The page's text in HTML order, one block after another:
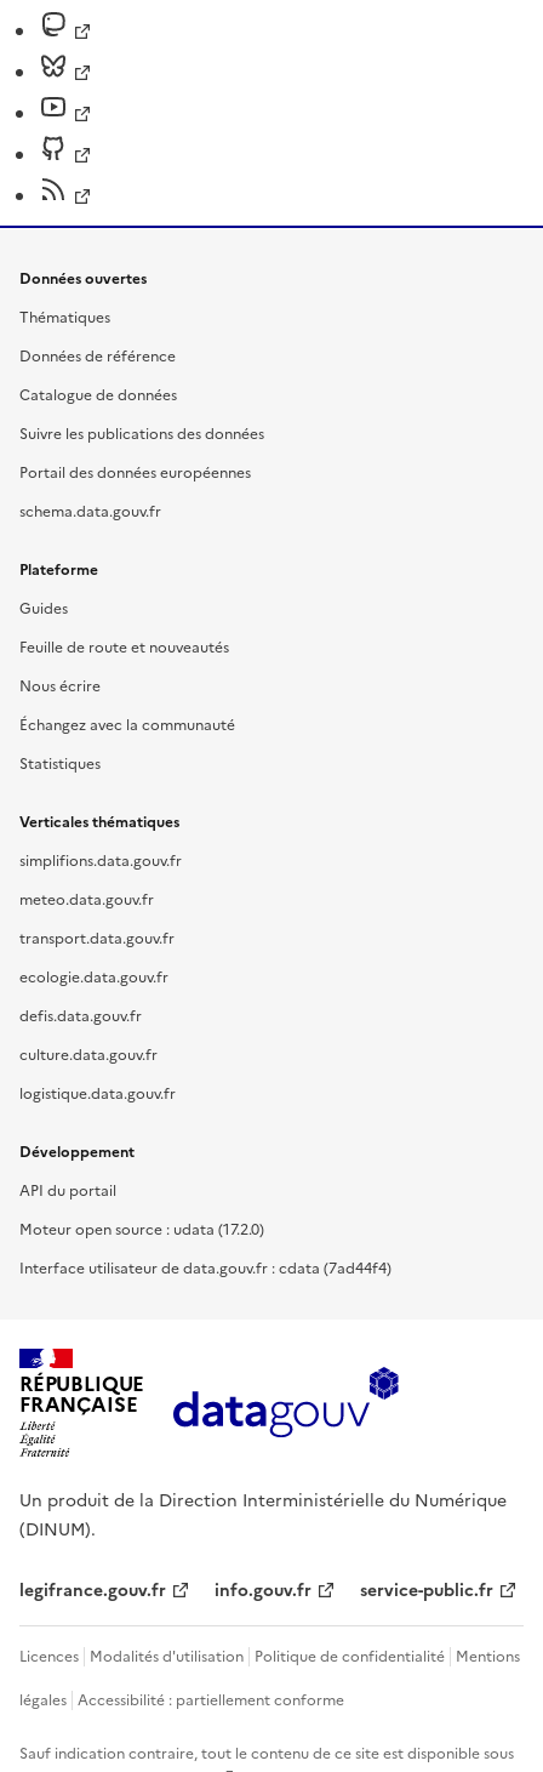
Données ouvertes
Thématiques
Données de référence
Catalogue de données
Suivre les publications des données
Portail des données européennes
schema.data.gouv.fr
Plateforme
Guides
Feuille de route et nouveautés
Nous écrire
Échangez avec la communauté
Statistiques
Verticales thématiques
simplifions.data.gouv.fr
meteo.data.gouv.fr
transport.data.gouv.fr
ecologie.data.gouv.fr
defis.data.gouv.fr
culture.data.gouv.fr
logistique.data.gouv.fr
Développement
API du portail
Moteur open source : udata (17.2.0)
Interface utilisateur de data.gouv.fr : cdata (7ad44f4)
RÉPUBLIQUE
FRANÇAISE
Un produit de la Direction Interministérielle du Numérique
(DINUM).
legifrance.gouv.fr info.gouv.fr service-public.fr
Licences Modalités d'utilisation Politique de confidentialité Mentions
légales Accessibilité : partiellement conforme
Sauf indication contraire, tout le contenu de ce site est disponible sous